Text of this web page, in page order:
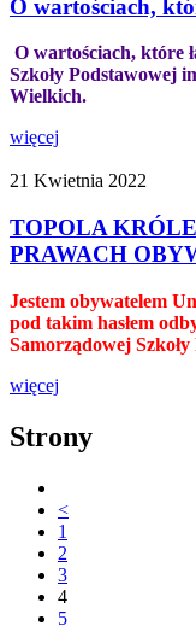
O wartościach,
O wartościach, które
Szkoły Podstawowej
Wielkich.
więcej
21 Kwietnia 2022
TOPOLA
PRAWACH
Jestem obywatelem
pod takim hasłem
Samorządowej
więcej
Strony
<
1
2
3
4
5